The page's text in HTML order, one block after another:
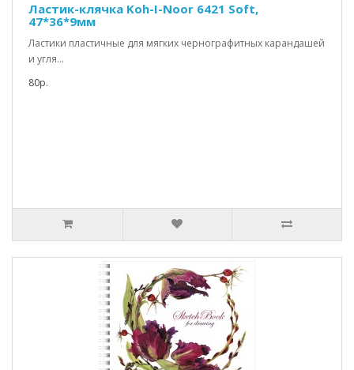
Ластик-клячка Koh-I-Noor 6421 Soft,
47*36*9мм
Ластики пластичные для мягких чернографитных карандашей
и угля...
80р.